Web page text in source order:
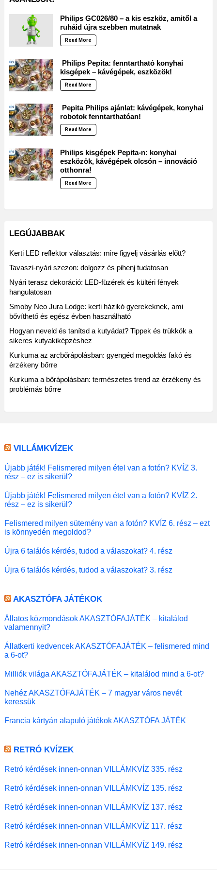
Philips GC026/80 – a kis eszköz, amitől a
ruháid újra szebben mutatnak
Read More
Philips Pepita: fenntartható konyhai
kisgépek – kávégépek, eszközök!
Read More
Pepita Philips ajánlat: kávégépek, konyhai
robotok fenntarthatóan!
Read More
Philips kisgépek Pepita-n: konyhai
eszközök, kávégépek olcsón – innováció
otthonra!
Read More
LEGÚJABBAK
Kerti LED reflektor választás: mire figyelj vásárlás előtt?
Tavaszi-nyári szezon: dolgozz és pihenj tudatosan
Nyári terasz dekoráció: LED-füzérek és kültéri fények
hangulatosan
Smoby Neo Jura Lodge: kerti házikó gyerekeknek, ami
bővíthető és egész évben használható
Hogyan neveld és tanítsd a kutyádat? Tippek és trükkök a
sikeres kutyakiképzéshez
Kurkuma az arcbőrápolásban: gyengéd megoldás fakó és
érzékeny bőrre
Kurkuma a bőrápolásban: természetes trend az érzékeny és
problémás bőrre
VILLÁMKVÍZEK
Újabb játék! Felismered milyen étel van a fotón? KVÍZ 3.
rész – ez is sikerül?
Újabb játék! Felismered milyen étel van a fotón? KVÍZ 2.
rész – ez is sikerül?
Felismered milyen sütemény van a fotón? KVÍZ 6. rész – ezt
is könnyedén megoldod?
Újra 6 találós kérdés, tudod a válaszokat? 4. rész
Újra 6 találós kérdés, tudod a válaszokat? 3. rész
AKASZTÓFA JÁTÉKOK
Állatos közmondások AKASZTÓFAJÁTÉK – kitalálod
valamennyit?
Állatkerti kedvencek AKASZTÓFAJÁTÉK – felismered mind
a 6-ot?
Milliók világa AKASZTÓFAJÁTÉK – kitalálod mind a 6-ot?
Nehéz AKASZTÓFAJÁTÉK – 7 magyar város nevét
keressük
Francia kártyán alapuló játékok AKASZTÓFA JÁTÉK
RETRÓ KVÍZEK
Retró kérdések innen-onnan VILLÁMKVÍZ 335. rész
Retró kérdések innen-onnan VILLÁMKVÍZ 135. rész
Retró kérdések innen-onnan VILLÁMKVÍZ 137. rész
Retró kérdések innen-onnan VILLÁMKVÍZ 117. rész
Retró kérdések innen-onnan VILLÁMKVÍZ 149. rész